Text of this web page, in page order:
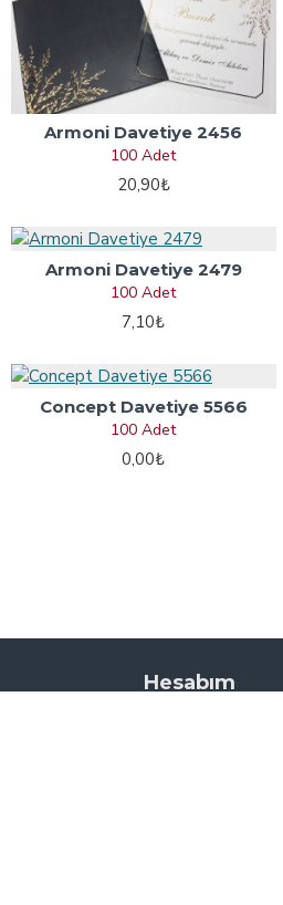
Armoni Davetiye 2456
100 Adet
20,90₺
Armoni Davetiye 2479
100 Adet
7,10₺
Concept Davetiye 5566
100 Adet
0,00₺
Hesabım